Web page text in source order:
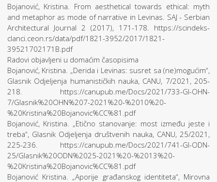
Bojanović, Kristina. From aesthetical towards ethical: myth
and metaphor as mode of narrative in Levinas. SAJ - Serbian
Architectural Journal 2 (2017), 171-178. https://scindeks-
clanci.ceon.rs/data/pdf/1821-3952/2017/1821-
39521702171B.pdf
Radovi objavljeni u domaćim časopisima
Bojanović, Kristina. „Derida i Levinas: susret sa (ne)mogućim“,
Glasnik Odjeljenja humanističkih nauka, CANU, 7/2021, 205-
218. https://canupub.me/Docs/2021/733-Gl-OHN-
7/Glasnik%20OHN%207-2021%20-%2010%20-
%20Kristina%20Bojanovic%CC%81.pdf
Bojanović, Kristina. „Etično stanovanje: most između jeste i
treba“, Glasnik Odjeljenja društvenih nauka, CANU, 25/2021,
225-236. https://canupub.me/Docs/2021/741-Gl-ODN-
25/Glasnik%20ODN%2025-2021%20-%2013%20-
%20Kristina%20Bojanovic%CC%81.pdf
Bojanović Kristina. „Aporije građanskog identiteta“, Mirovna